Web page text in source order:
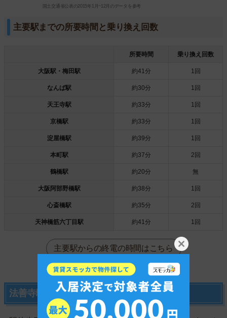
国土交通省公表の2015年1月~12月のデータを参考
主要駅までの所要時間と乗り換え回数
所要時間 乗り換え回数
大阪駅・梅田駅 約41分 1回
なんば駅 約30分 1回
天王寺駅 約33分 1回
京橋駅 約33分 1回
淀屋橋駅 約39分 1回
本町駅 約37分 2回
鶴橋駅 約20分 無
大阪阿部野橋駅 約38分 1回
心斎橋駅 約35分 2回
天神橋筋六丁目駅 約41分 1回
主要駅からの終電の時間はこちら
法善寺駅の便利なお店情報